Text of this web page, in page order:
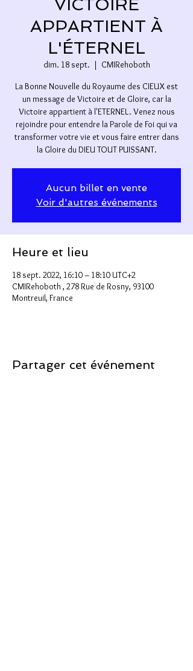
VICTOIRE
APPARTIENT À
L'ÉTERNEL
dim. 18 sept.
  |
CMIRehoboth
La Bonne Nouvelle du Royaume des CIEUX est
un message de Victoire et de Gloire, car la
Victoire appartient à l'ETERNEL. Venez nous
rejoindre pour entendre la Parole de Foi qui va
transformer votre vie et vous faire entrer dans
la Gloire du DIEU TOUT PUISSANT.
Aucun billet en vente
Voir d'autres événements
Heure et lieu
18 sept. 2022, 16:10 – 18:10 UTC+2
CMIRehoboth , 278 Rue de Rosny, 93100
Montreuil, France
Partager cet événement